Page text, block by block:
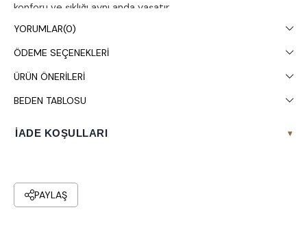
konforu ve şıklığı aynı anda yaşatır.
Ürün Detayları ve Teknik Özellikler
Yaka ve Kol:
kısımda tek düğme detayına sahiptir. Düşük omuzlu,
geniş kesim (truvakar) kolları ile ferah ve modern bir
kalıp.
YORUMLAR(0)
ÖDEME SEÇENEKLERI
ÜRÜN ÖNERILERI
BEDEN TABLOSU
İADE KOŞULLARI ▾
PAYLAŞ